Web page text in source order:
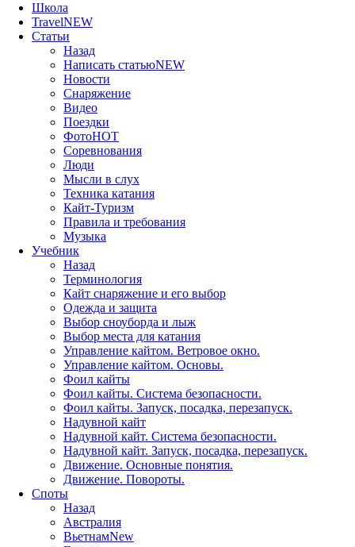
Школа
TravelNEW
Статьи
Назад
Написать статьюNEW
Новости
Снаряжение
Видео
Поездки
ФотоHOT
Соревнования
Люди
Мысли в слух
Техника катания
Кайт-Туризм
Правила и требования
Музыка
Учебник
Назад
Терминология
Кайт снаряжение и его выбор
Одежда и защита
Выбор сноуборда и лыж
Выбор места для катания
Управление кайтом. Ветровое окно.
Управление кайтом. Основы.
Фоил кайты
Фоил кайты. Система безопасности.
Фоил кайты. Запуск, посадка, перезапуск.
Надувной кайт
Надувной кайт. Система безопасности.
Надувной кайт. Запуск, посадка, перезапуск.
Движение. Основные понятия.
Движение. Повороты.
Споты
Назад
Австралия
ВьетнамNew